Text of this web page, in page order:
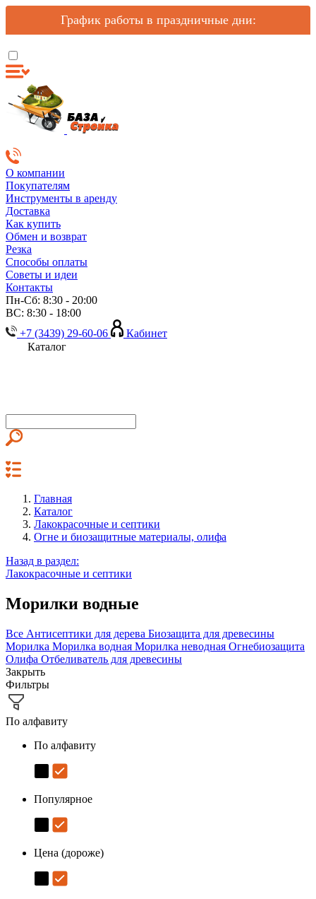
График работы в праздничные дни:
О компании
Покупателям
Инструменты в аренду
Доставка
Как купить
Обмен и возврат
Резка
Способы оплаты
Советы и идеи
Контакты
Пн-Сб: 8:30 - 20:00
ВС: 8:30 - 18:00
+7 (3439) 29-60-06
Кабинет
Каталог
Главная
Каталог
Лакокрасочные и септики
Огне и биозащитные материалы, олифа
Назад в раздел:
Лакокрасочные и септики
Морилки водные
Все Антисептики для дерева Биозащита для древесины
Морилка Морилка водная Морилка неводная Огнебиозащита
Олифа Отбеливатель для древесины
Закрыть
Фильтры
По алфавиту
По алфавиту
Популярное
Цена (дороже)